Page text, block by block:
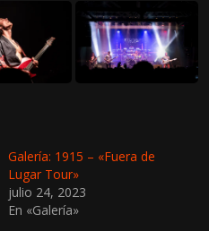
Galería: 1915 – «Fuera de
Lugar Tour»
julio 24, 2023
En «Galería»